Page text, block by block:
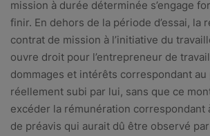
mission à durée déterminée s’engage
finir. En dehors de la période d’essai, la
contrat de mission à l’initiative du
ouvre droit pour l’entre­preneur de
dommages et intérêts correspondant
réellement subi par lui, sans que ce
excéder la rémunération correspondant
de préavis qui aurait dû être observé